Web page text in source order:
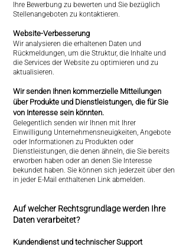
Ihre Bewerbung zu bewerten und Sie bezüglich
Stellenangeboten zu kontaktieren.
Website-Verbesserung
Wir analysieren die erhaltenen Daten und
Rückmeldungen, um die Struktur, die Inhalte und
die Services der Website zu optimieren und zu
aktualisieren.
Wir senden Ihnen kommerzielle Mitteilungen
über Produkte und Dienstleistungen, die für Sie
von Interesse sein könnten.
Gelegentlich senden wir Ihnen mit Ihrer
Einwilligung Unternehmensneuigkeiten, Angebote
oder Informationen zu Produkten oder
Dienstleistungen, die denen ähneln, die Sie bereits
erworben haben oder an denen Sie Interesse
bekundet haben. Sie können sich jederzeit über den
in jeder E-Mail enthaltenen Link abmelden.
Auf welcher Rechtsgrundlage werden Ihre
Daten verarbeitet?
Kundendienst und technischer Support